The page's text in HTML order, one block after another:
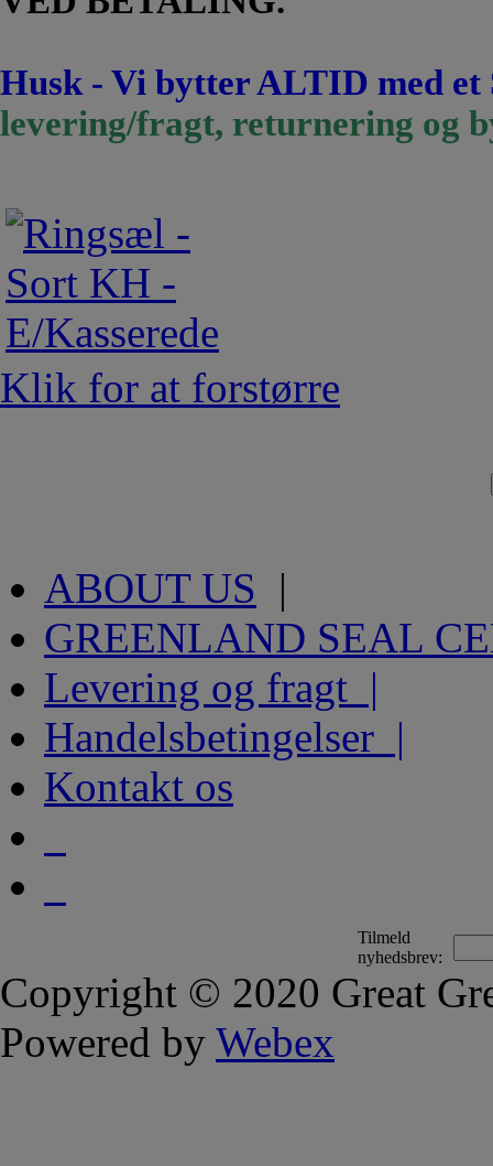
Husk - Vi bytter ALTID med
levering/fragt, returnering og
Klik for at forstørre
ABOUT US |
GREENLAND SEAL
Levering og fragt |
Handelsbetingelser |
Kontakt os
Tilmeld
nyhedsbrev:
Copyright © 2020 Great
Powered by Webex